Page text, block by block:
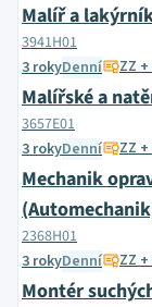
Malíř a
3941H01
3 rokyDenní ZZ
Malířské a
3657E01
3 rokyDenní ZZ
Mechanik
2368H01
3 rokyDenní ZZ
Montér